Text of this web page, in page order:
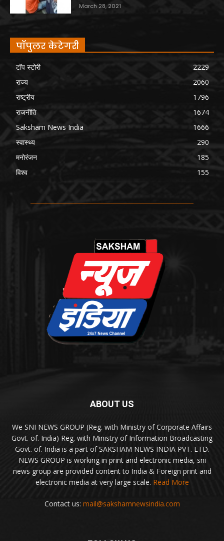
March 28, 2021
पॉपुलर केटेगरी
टॉप स्टोरी
2229
राज्य
2060
राष्ट्रीय
1796
राजनीति
1674
Saksham News India
1666
स्वास्थ्य
290
मनोरंजन
185
विश्व
155
ABOUT US
We SNI NEWS GROUP (Reg. with Ministry of Corporate Affairs
Govt. of. India) Reg. with Ministry of Information Broadcasting
Govt. of. India is a part of SAKSHAM NEWS INDIA PVT. LTD.
NEWS GROUP is working in print and electronic media, sni
news group are provided content to India & Foreign print and
electronic media at very large scale. Read More
Contact us: mail@sakshamnewsindia.com